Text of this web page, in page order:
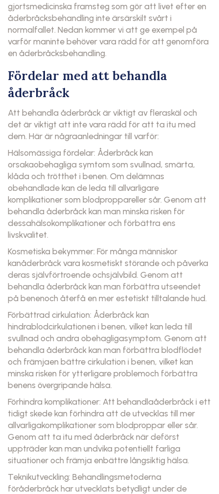
gjortsmedicinska framsteg som gör att livet efter en
åderbråcksbehandling inte ärsärskilt svårt i
normalfallet. Nedan kommer vi att ge exempel på
varför maninte behöver vara rädd för att genomföra
en åderbråcksbehandling.
Fördelar med att behandla
åderbråck
Att behandla åderbråck är viktigt av fleraskäl och
det är viktigt att inte vara rädd för att ta itu med
dem. Här är någraanledningar till varför:
Hälsomässiga fördelar: Åderbråck kan
orsakaobehagliga symtom som svullnad, smärta,
klåda och trötthet i benen. Om delämnas
obehandlade kan de leda till allvarligare
komplikationer som blodproppareller sår. Genom att
behandla åderbråck kan man minska risken för
dessahälsokomplikationer och förbättra ens
livskvalitet.
Kosmetiska bekymmer: För många människor
kanåderbråck vara kosmetiskt störande och påverka
deras självförtroende ochsjälvbild. Genom att
behandla åderbråck kan man förbättra utseendet
på benenoch återfå en mer estetiskt tilltalande hud.
Förbättrad cirkulation: Åderbråck kan
hindrablodcirkulationen i benen, vilket kan leda till
svullnad och andra obehagligasymptom. Genom att
behandla åderbråck kan man förbättra blodflödet
och främjaen bättre cirkulation i benen, vilket kan
minska risken för ytterligare problemoch förbättra
benens övergripande hälsa.
Förhindra komplikationer: Att behandlaåderbråck i ett
tidigt skede kan förhindra att de utvecklas till mer
allvarligakomplikationer som blodproppar eller sår.
Genom att ta itu med åderbråck när deförst
uppträder kan man undvika potentiellt farliga
situationer och främja enbättre långsiktig hälsa.
Teknikutveckling: Behandlingsmetoderna
föråderbråck har utvecklats betydligt under de